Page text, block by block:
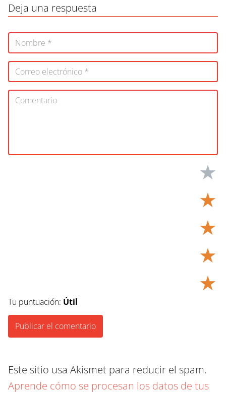
Deja una respuesta
★
★
★
★
★
Tu puntuación: Útil
Este sitio usa Akismet para reducir el spam.
Aprende cómo se procesan los datos de tus